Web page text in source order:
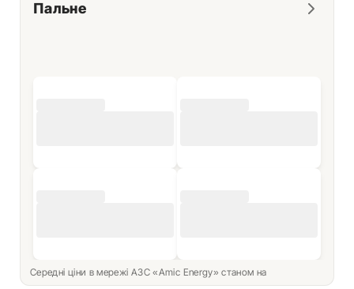
Пальне
Середні ціни в мережі АЗС «Amic Energy» станом на